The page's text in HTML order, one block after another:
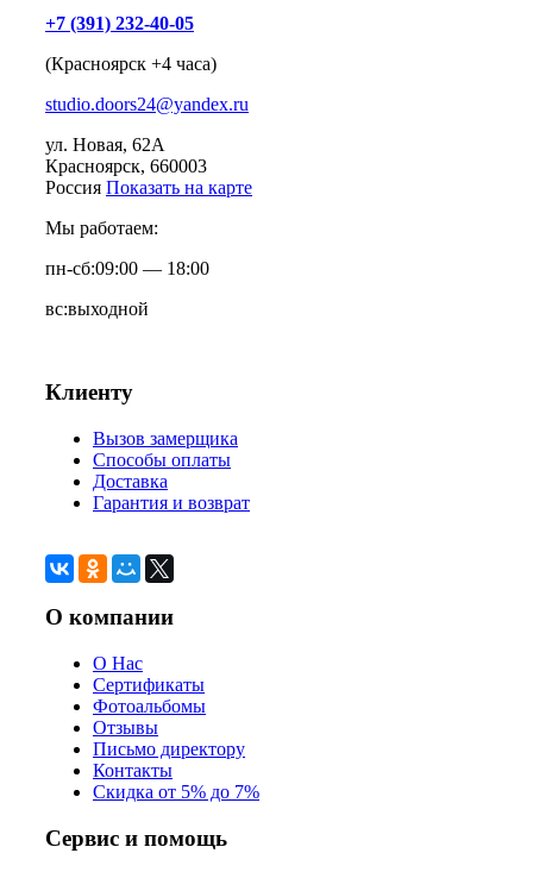
+7 (391) 232-40-05
(Красноярск +4 часа)
studio.doors24@yandex.ru
ул. Новая, 62А
Красноярск, 660003
Россия Показать на карте
Мы работаем:
пн-сб:09:00 — 18:00
вс:выходной
Клиенту
Вызов замерщика
Способы оплаты
Доставка
Гарантия и возврат
О компании
О Нас
Сертификаты
Фотоальбомы
Отзывы
Письмо директору
Контакты
Скидка от 5% до 7%
Сервис и помощь